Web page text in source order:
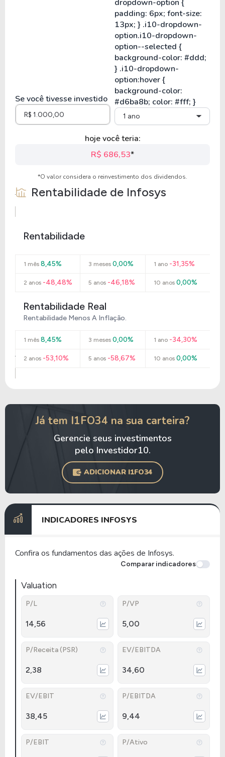
Se você tivesse investido
1 ano
hoje você teria:
R$ 686,53*
*O valor considera o reinvestimento dos dividendos.
Rentabilidade de Infosys
Rentabilidade
1 mês 8,45% 3 meses 0,00% 1 ano-31,35%
2 anos -48,48% 5 anos -46,18% 10 anos0,00%
Rentabilidade Real
Rentabilidade Menos A Inflação.
1 mês 8,45% 3 meses 0,00% 1 ano-34,30%
2 anos -53,10% 5 anos -58,67% 10 anos0,00%
Já tem I1FO34 na sua carteira?
Gerencie seus investimentos
pelo Investidor10.
ADICIONAR I1FO34
INDICADORES INFOSYS
Confira os fundamentos das ações de Infosys.
Comparar indicadores
Valuation
P/L
14,56
P/VP
5,00
P/Receita (PSR)
2,38
EV/EBITDA
34,60
EV/EBIT
38,45
P/EBITDA
9,44
P/EBIT P/Ativo